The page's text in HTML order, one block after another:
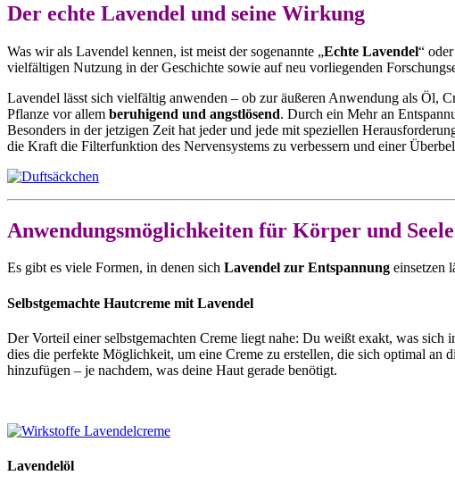
Der echte Lavendel und seine Wirkung
Was wir als Lavendel kennen, ist meist der sogenannte „Echte Lavendel“
vielfältigen Nutzung in der Geschichte sowie auf neu vorliegenden
Lavendel lässt sich vielfältig anwenden – ob zur äußeren Anwendung als Öl,
Pflanze vor allem beruhigend und angstlösend. Durch ein Mehr an
Besonders in der jetzigen Zeit hat jeder und jede mit speziellen
die Kraft die Filterfunktion des Nervensystems zu verbessern und einer
Anwendungsmöglichkeiten für Körper und Seele
Es gibt es viele Formen, in denen sich Lavendel zur Entspannung einsetzen
Selbstgemachte Hautcreme mit Lavendel
Der Vorteil einer selbstgemachten Creme liegt nahe: Du weißt exakt, was sich
dies die perfekte Möglichkeit, um eine Creme zu erstellen, die sich optimal an
hinzufügen – je nachdem, was deine Haut gerade benötigt.
Lavendelöl